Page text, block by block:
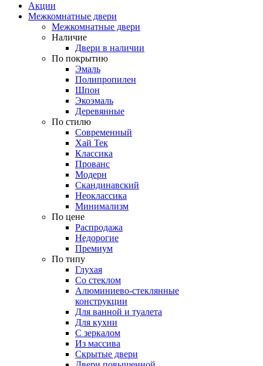
Акции
Межкомнатные двери
Межкомнатные двери
Наличие
Двери в наличии
По покрытию
Эмаль
Полипропилен
Шпон
Экоэмаль
Деревянные
По стилю
Современный
Хай Тек
Классика
Прованс
Модерн
Скандинавский
Неоклассика
Минимализм
По цене
Распродажа
Недорогие
Премиум
По типу
Глухая
Со стеклом
Алюминиево-стеклянные
конструкции
Для ванной и туалета
Для кухни
С зеркалом
Из массива
Скрытые двери